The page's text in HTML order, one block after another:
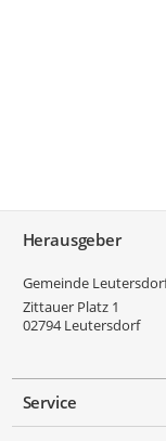
Herausgeber
Gemeinde
Zittauer Platz 1
02794 Leutersdorf
Service